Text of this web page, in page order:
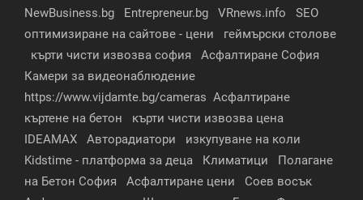
NewBusiness.bg
Entrepreneur.bg VRnews.info
SEO
оптимизиране на сайтове - цени
геймърски столове
кърти чисти извозва софия
Асфалтиране София
Камери за видеонаблюдение
https://www.vijdamte.bg/cameras Асфалтиране
къртене на бетон
кърти чисти извозва цена
IDEAMAX
Авторадиатори
изкупуване на коли
Kidstime - платформа за деца
Климатици
Полагане
на Бетон София
Асфалтиране цени
Соев восък